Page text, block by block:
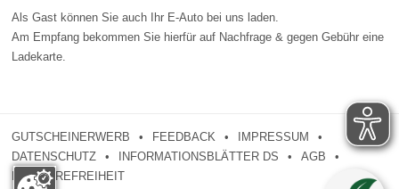
Als Gast können Sie auch Ihr E-Auto bei uns laden.
Am Empfang bekommen Sie hierfür auf Nachfrage & gegen Gebühr eine
Ladekarte.
GUTSCHEINERWERB FEEDBACK
IMPRESSUM
DATENSCHUTZ
INFORMATIONSBLÄTTER DS
AGB
BARRIEREFREIHEIT